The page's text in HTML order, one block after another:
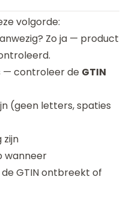
volgorde:
Zo ja — product
— controleer de GTIN
(geen letters, spaties
zijn
wanneer
de GTIN ontbreekt of